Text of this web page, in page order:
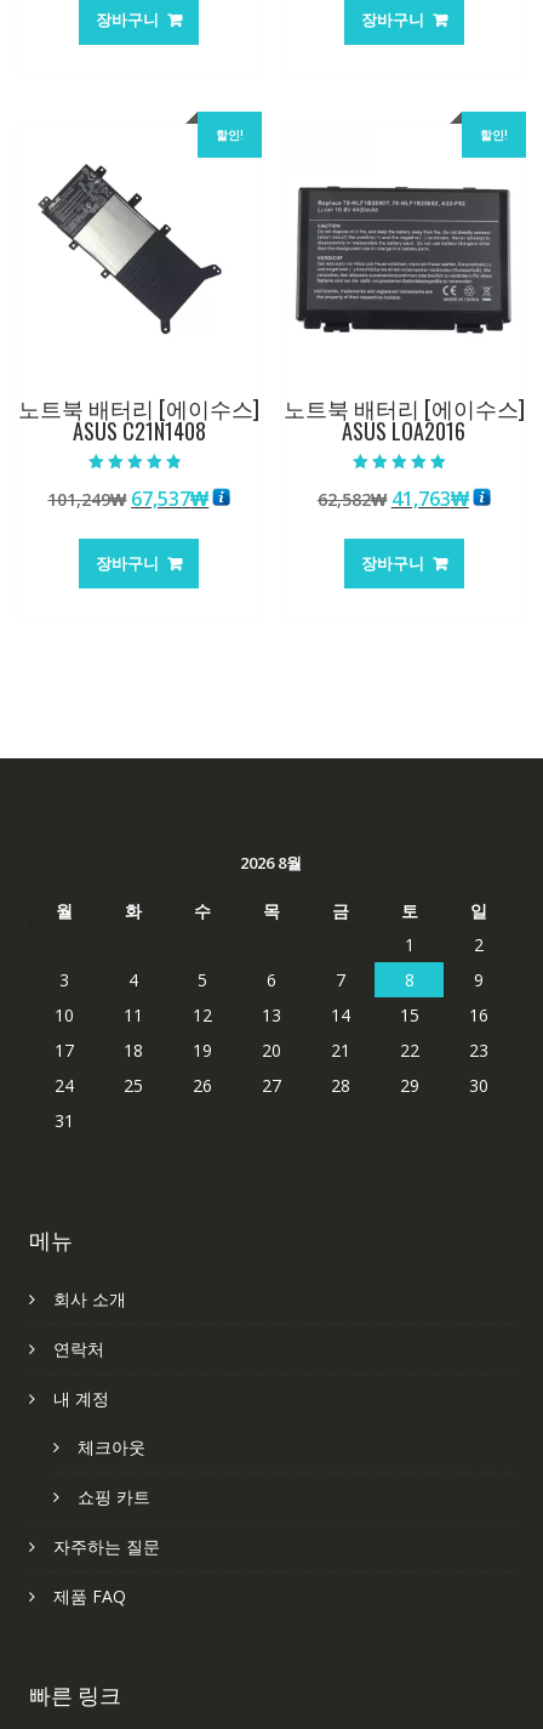
가
격:
장바구니
가
격:
장바구니
할인!
노트북 배터리 [에이수스]
ASUS C21N1408
4.50
로 평가됨
101,249₩ 원
가
격:
67,537₩현
장바구니
할인!
노트북 배터리 [에이수스]
ASUS LOA2016
5.00
로 평가됨
62,582₩ 원
가
격:
41,763₩현
장바구니
2026 8월
월 화 수 목 금 토
일
1
2
3
4 5 6 7 8
9
10
11 12 13 14 15
16
17
18 19 20 21 22
23
24
25 26 27 28 29
30
31
메뉴
회사 소개
연락처
내 계정
체크아웃
쇼핑 카트
자주하는 질문
제품 FAQ
빠른 링크